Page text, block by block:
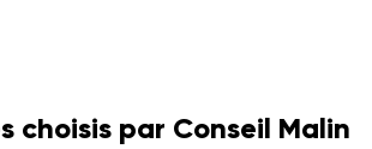
choisis par Conseil Malin